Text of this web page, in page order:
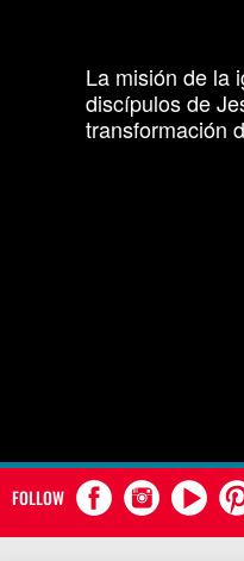
La misión de la
discípulos de
transformación
FOLLOW